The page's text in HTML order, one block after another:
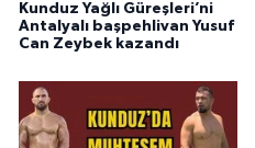
Kunduz Yağlı Güreşleri’ni
Antalyalı başpehlivan Yusuf
Can Zeybek kazandı